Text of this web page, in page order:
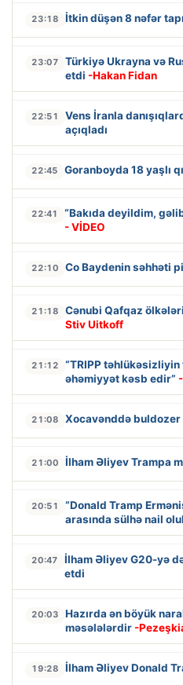
23:18 İtkin düşən 8 nəfər
23:07
Türkiyə Ukrayna və
etdi -Hakan Fidan
22:51
Vens İranla
açıqladı
22:45 Goranboyda 18 yaşlı
22:41
“Bakıda deyildim,
- VİDEO
22:10 Co Baydenin səhhəti
21:18 Cənubi Qafqaz
Stiv Uitkoff
21:12
“TRIPP təhlükəsizliyin
əhəmiyyət kəsb edir”
21:08 Xocavənddə buldozer
21:00 İlham Əliyev Trampa
20:51
“Donald Tramp
arasında sülhə nail
20:47
İlham Əliyev G20-yə
etdi
20:03
Hazırda ən böyük
məsələlərdir -
19:28 İlham Əliyev Donald